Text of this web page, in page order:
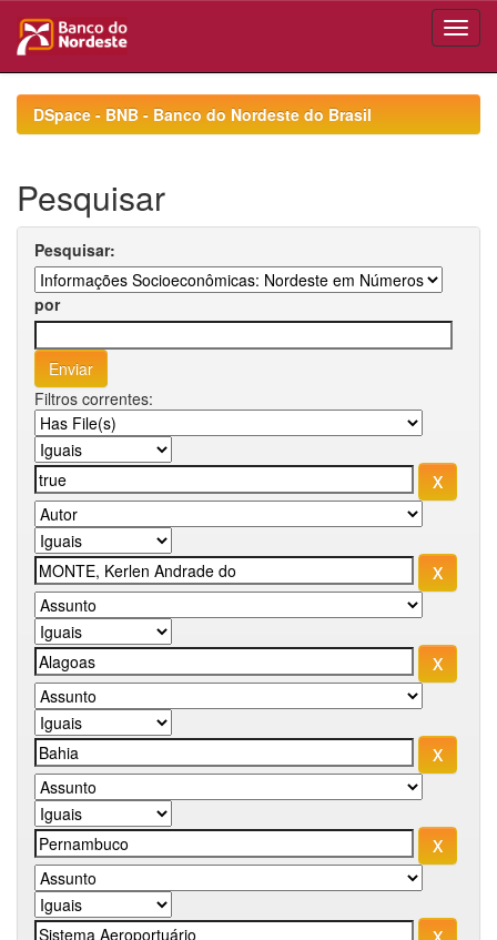
navigationDSpace - BNB - Banco do Nordeste do Brasil
Pesquisar
Pesquisar:
por
Filtros correntes: